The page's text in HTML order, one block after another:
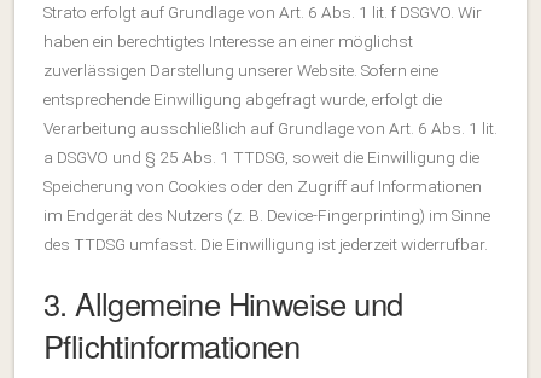
Strato erfolgt auf Grundlage von Art. 6 Abs. 1 lit. f DSGVO. Wir
haben ein berechtigtes Interesse an einer möglichst
zuverlässigen Darstellung unserer Website. Sofern eine
entsprechende Einwilligung abgefragt wurde, erfolgt die
Verarbeitung ausschließlich auf Grundlage von Art. 6 Abs. 1 lit.
a DSGVO und § 25 Abs. 1 TTDSG, soweit die Einwilligung die
Speicherung von Cookies oder den Zugriff auf Informationen
im Endgerät des Nutzers (z. B. Device-Fingerprinting) im Sinne
des TTDSG umfasst. Die Einwilligung ist jederzeit widerrufbar.
3. Allgemeine Hinweise und
Pflichtinformationen